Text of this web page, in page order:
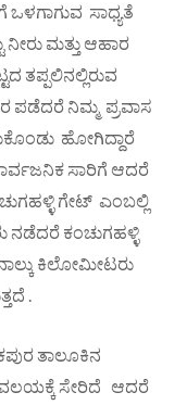
ಸಾಧ್ಯತೆ
ಮತ್ತು ಆಹಾರ
ತಪ್ಪಲಿನಲ್ಲಿರುವ
ಪಡೆದರೆ ನಿಮ್ಮ ಪ್ರವಾಸ
ಹೋಗಿದ್ದಾರೆ
ಸಾರಿಗೆ ಆದರೆ
ಗೇಟ್ ಎಂಬಲ್ಲಿ
ಕಂಚುಗಹಳ್ಳಿ
ಕಿಲೋಮೀಟರು
.
ತಾಲೂಕಿನ
ವಲಯಕ್ಕೆ ಸೇರಿದೆ ಆದರೆ